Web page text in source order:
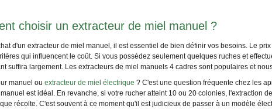
choisir un extracteur de miel manuel ?
d'un extracteur de miel manuel, il est essentiel de bien définir vos besoins. Le
qui influencent le coût. Si vous possédez seulement quelques ruches et
suffira largement. Les extracteurs de miel manuels 4 cadres sont populaires et
manuel ou extracteur de miel électrique ? C'est une question fréquente chez les
est idéal. En revanche, si votre rucher atteint 10 ou 20 colonies, l'extraction
récolte. C'est souvent à ce moment qu'il est judicieux de passer à un modèle